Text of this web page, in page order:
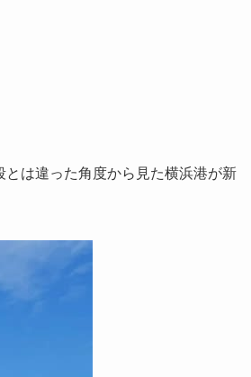
は違った角度から見た横浜港が新